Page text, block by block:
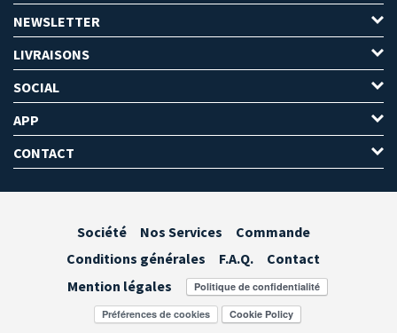
NEWSLETTER
LIVRAISONS
SOCIAL
APP
CONTACT
Société Nos Services
Commande
Conditions générales
F.A.Q.
Contact
Mention légales
Préférences de cookies